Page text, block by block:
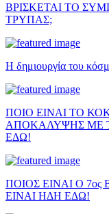
ΒΡΙΣΚΕΤΑΙ ΤΟ
ΤΡΥΠΑΣ;
Η δημιουργία του
ΠΟΙΟ ΕΙΝΑΙ ΤΟ
ΑΠΟΚΑΛΥΨΗΣ ΜΕ
ΕΔΩ!
ΠΟΙΟΣ ΕΙΝΑΙ Ο
ΕΙΝΑΙ ΗΔΗ ΕΔΩ!